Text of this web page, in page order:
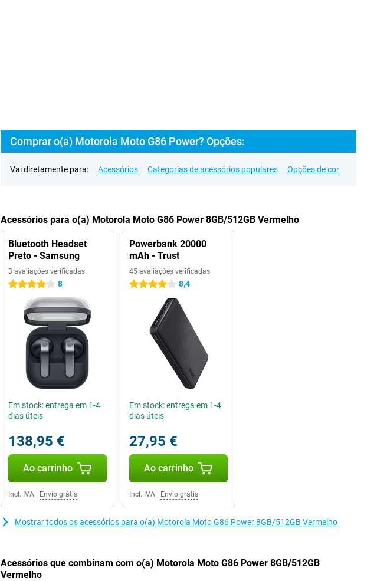
Comprar o(a) Motorola Moto G86 Power? Opções:
Vai diretamente para: Acessórios Categorias de acessórios populares Opções de cor
Acessórios para o(a) Motorola Moto G86 Power 8GB/512GB Vermelho
Bluetooth Headset
Preto - Samsung
3 avaliações verificadas
4 estrelas 8
Em stock: entrega em 1-4
dias úteis
138,95 €
Ao carrinho
Incl. IVA Envio grátis
Powerbank 20000
mAh - Trust
45 avaliações verificadas
4 estrelas 8,4
Em stock: entrega em 1-4
dias úteis
27,95 €
Ao carrinho
Incl. IVA| Envio grátis
Mostrar todos os acessórios para o(a) Motorola Moto G86 Power 8GB/512GB Vermelho
Acessórios que combinam com o(a) Motorola Moto G86 Power 8GB/512GB
Vermelho